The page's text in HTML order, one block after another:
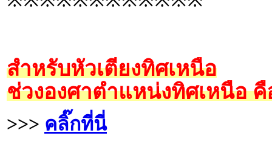
สำหรับหัวเตียงทิศเหนือ
ช่วงองศาตำแหน่งทิศเหนือ คื
>>> คลิ๊กที่นี่